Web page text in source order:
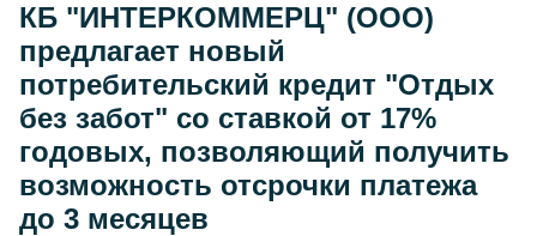
КБ "ИНТЕРКОММЕРЦ" (ООО)
предлагает новый
потребительский кредит "Отдых
без забот" со ставкой от 17%
годовых, позволяющий получить
возможность отсрочки платежа
до 3 месяцев